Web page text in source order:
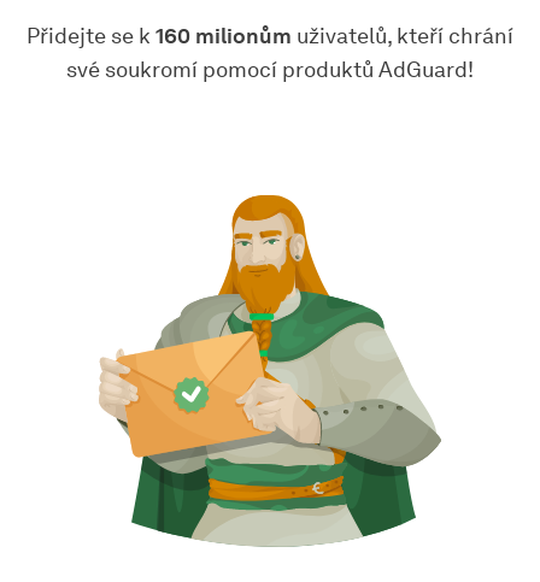
Přidejte se k 160 milionům uživatelů, kteří chrání
své soukromí pomocí produktů AdGuard!